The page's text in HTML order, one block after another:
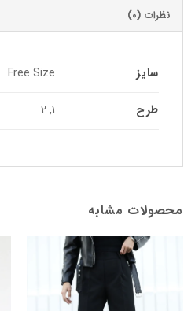
نظرات (0)
سایز Free Size
طرح 1, 2
محصولات مشابه